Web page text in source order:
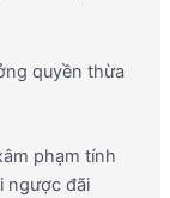
quyền thừa
phạm tính
ngược đãi